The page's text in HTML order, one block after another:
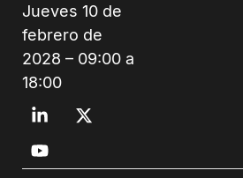
Jueves 10 de
febrero de
2028 – 09:00 a
18:00